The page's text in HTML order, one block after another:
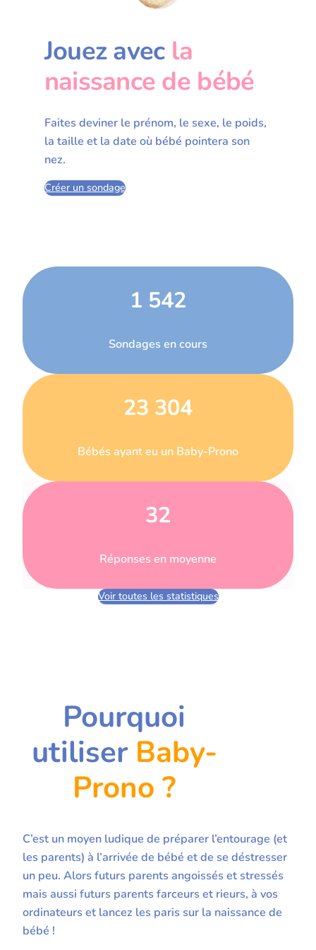
Jouez avec la
naissance de bébé
Faites deviner le prénom, le sexe, le poids,
la taille et la date où bébé pointera son
nez.
Créer un sondage
1 542
Sondages en cours
23 304
Bébés ayant eu un Baby-Prono
32
Réponses en moyenne
Voir toutes les statistiques
Pourquoi
utiliser Baby-
Prono ?
C’est un moyen ludique de préparer l’entourage (et
les parents) à l’arrivée de bébé et de se déstresser
un peu. Alors futurs parents angoissés et stressés
mais aussi futurs parents farceurs et rieurs, à vos
ordinateurs et lancez les paris sur la naissance de
bébé !